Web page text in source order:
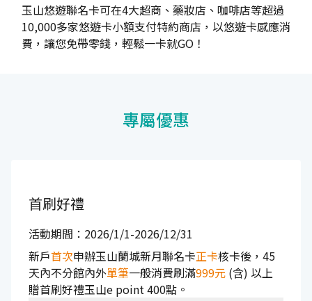
玉山悠遊聯名卡可在4大超商、藥妝店、咖啡店等超過
10,000多家悠遊卡小額支付特約商店，以悠遊卡感應消
費，讓您免帶零錢，輕鬆一卡就GO！
專屬優惠
首刷好禮
活動期間：2026/1/1-2026/12/31
新戶首次申辦玉山蘭城新月聯名卡正卡核卡後，45
天內不分館內外單筆一般消費刷滿999元 (含) 以上
贈首刷好禮玉山e point 400點。